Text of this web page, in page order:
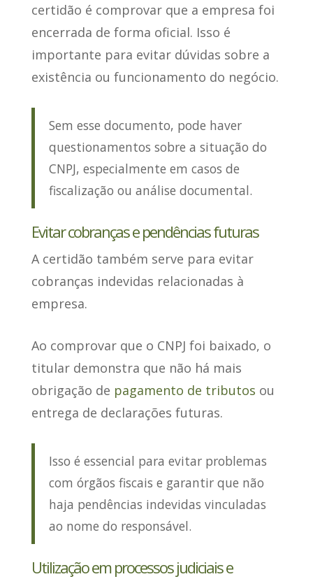
certidão é comprovar que a empresa foi
encerrada de forma oficial. Isso é
importante para evitar dúvidas sobre a
existência ou funcionamento do negócio.
Sem esse documento, pode haver
questionamentos sobre a situação do
CNPJ, especialmente em casos de
fiscalização ou análise documental.
Evitar cobranças e pendências futuras
A certidão também serve para evitar
cobranças indevidas relacionadas à
empresa.
Ao comprovar que o CNPJ foi baixado, o
titular demonstra que não há mais
obrigação de pagamento de tributos ou
entrega de declarações futuras.
Isso é essencial para evitar problemas
com órgãos fiscais e garantir que não
haja pendências indevidas vinculadas
ao nome do responsável.
Utilização em processos judiciais e